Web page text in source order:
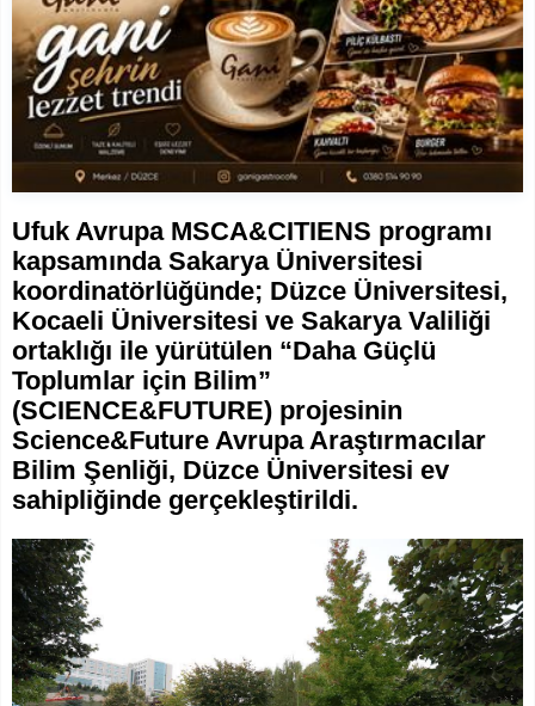
Ufuk Avrupa MSCA&CITIENS programı
kapsamında Sakarya Üniversitesi
koordinatörlüğünde; Düzce Üniversitesi,
Kocaeli Üniversitesi ve Sakarya Valiliği
ortaklığı ile yürütülen “Daha Güçlü
Toplumlar için Bilim”
(SCIENCE&FUTURE) projesinin
Science&Future Avrupa Araştırmacılar
Bilim Şenliği, Düzce Üniversitesi ev
sahipliğinde gerçekleştirildi.